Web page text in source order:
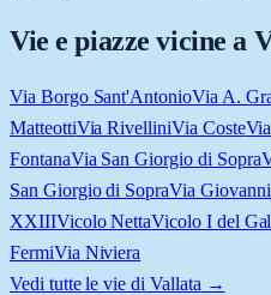
Vie e piazze vicine a
Via Borgo Sant'AntonioVia A.
MatteottiVia RivelliniVia Coste
FontanaVia San Giorgio di Sopra
San Giorgio di SopraVia
XXIIIVicolo NettaVicolo I del
FermiVia Niviera
Vedi tutte le vie di Vallata →